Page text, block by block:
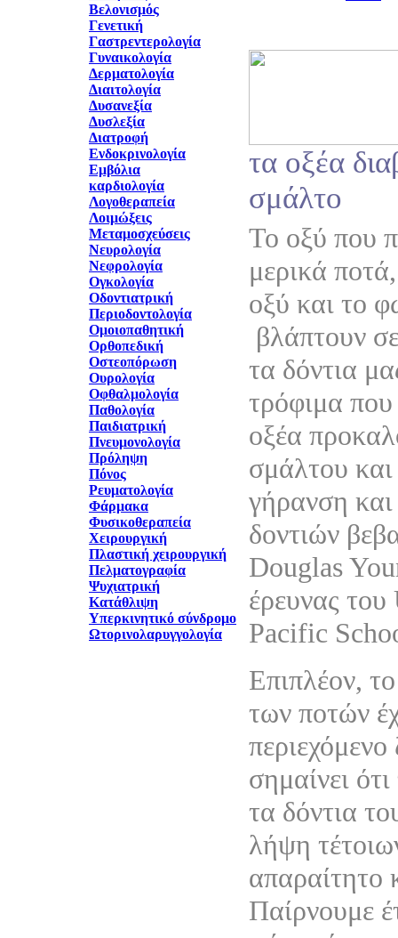
Βελονισμός
Γενετική
Γαστρεντερολογία
Γυναικολογία
Δερματολογία
Διαιτολογία
Δυσανεξία
Δυσλεξία
Διατροφή
Ενδοκρινολογία
Εμβόλια
καρδιολογία
Λογοθεραπεία
Λοιμώξεις
Μεταμοσχεύσεις
Νευρολογία
Νεφρολογία
Ογκολογία
Οδοντιατρική
Περιοδοντολογία
Ομοιοπαθητική
Ορθοπεδική
Οστεοπόρωση
Ουρολογία
Οφθαλμολογία
Παθολογία
Παιδιατρική
Πνευμονολογία
Πρόληψη
Πόνος
Ρευματολογία
Φάρμακα
Φυσικοθεραπεία
Χειρουργική
Πλαστική χειρουργική
Πελματογραφία
Ψυχιατρική
Κατάθλιψη
Υπερκινητικό σύνδρομο
Ωτορινολαρυγγολογία
τα οξέα
σμάλτο
Το οξύ που
μερικά
οξύ και το
βλάπτουν
τα δόντια
τρόφιμα που
οξέα
σμάλτου
γήρανση
δοντιών
Douglas
έρευνας
Pacific
Επιπλέον,
των ποτών
σημαίνει
τα δόντια
λήψη
απαραίτητο
Παίρνουμε